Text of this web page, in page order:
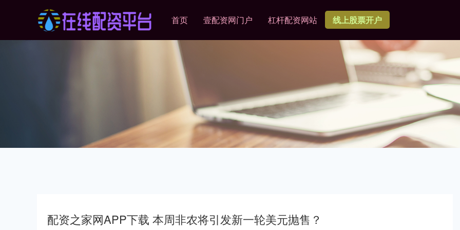
首页 壹配资网门户 杠杆配资网站 线上股票开户
配资之家网APP下载 本周非农将引发新一轮美元抛售？